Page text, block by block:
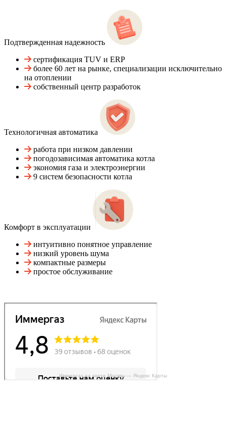
Подтвержденная надежность
сертификация TUV и ERP
более 60 лет на рынке, специализации исключительно
на отоплении
собственный центр разработок
Технологичная автоматика
работа при низком давлении
погодозависимая автоматика котла
экономия газа и электроэнергии
9 систем безопасности котла
Комфорт в эксплуатации
интуитивно понятное управление
низкий уровень шума
компактные размеры
простое обслуживание
Иммергаз на карте Москвы — Яндекс Карты